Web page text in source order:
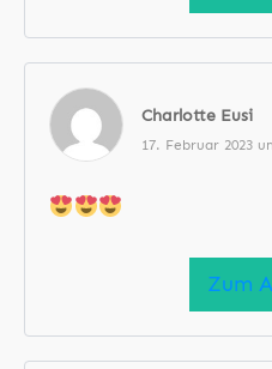
Charlotte Eusi
17. Februar 2023
Zum